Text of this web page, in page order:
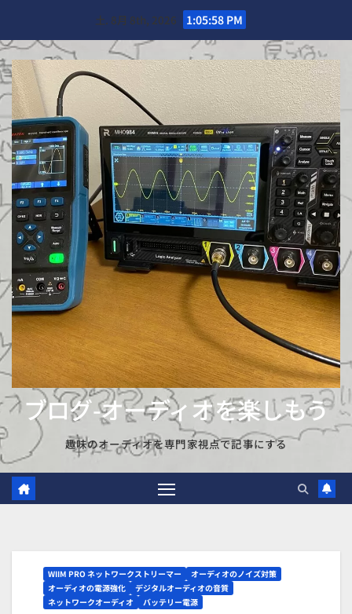
content
土. 8月 8th, 2026 1:06:00 PM
ブログ-オーディオを楽しもう
趣味のオーディオを専門家視点で記事にする
WIIM PRO ネットワークストリーマー
オーディオのノイズ対策
オーディオの電源強化
デジタルオーディオの音質
ネットワークオーディオ
バッテリー電源